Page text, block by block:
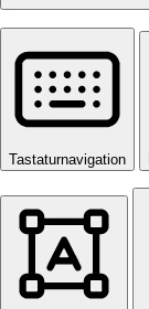
Tastaturnavigation